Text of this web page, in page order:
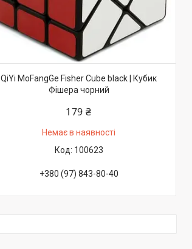
QiYi MoFangGe Fisher Cube black | Кубик
Фішера чорний
179 ₴
Немає в наявності
100623
+380 (97) 843-80-40